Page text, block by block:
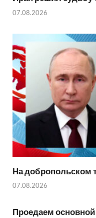
07.08.2026
На добропольском
07.08.2026
Проедаем основной